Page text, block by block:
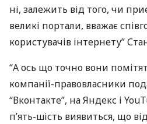
ні, залежить від того, чи
великі портали, вважає
користувачів інтернету”
“А ось що точно вони
компанії-правовласники
“Вконтакте”, на Яндекс і
п’ять-шість виявиться, що